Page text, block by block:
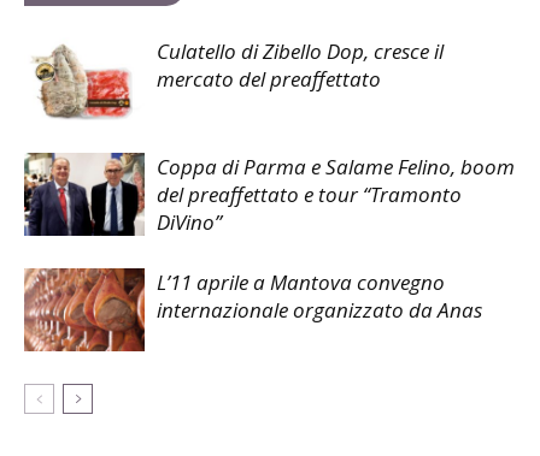
Culatello di Zibello Dop, cresce il
mercato del preaffettato
Coppa di Parma e Salame Felino, boom
del preaffettato e tour “Tramonto
DiVino”
L’11 aprile a Mantova convegno
internazionale organizzato da Anas